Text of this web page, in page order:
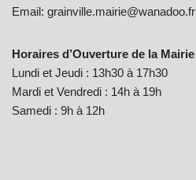
Email: grainville.mairie@wanadoo.fr
Horaires d’Ouverture de la Mairie
Lundi et Jeudi : 13h30 à 17h30
Mardi et Vendredi : 14h à 19h
Samedi : 9h à 12h